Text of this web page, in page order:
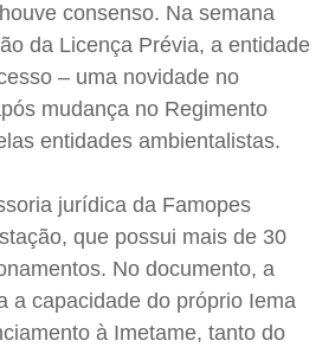
consenso. Na semana
da Licença Prévia, a entidade
– uma novidade no
mudança no Regimento
entidades ambientalistas.
jurídica da Famopes
que possui mais de 30
No documento, a
a capacidade do próprio Iema
à Imetame, tanto do